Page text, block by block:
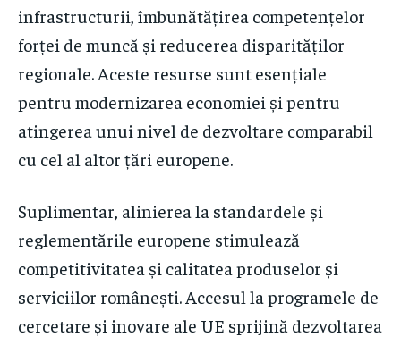
infrastructurii, îmbunătățirea competențelor
forței de muncă și reducerea disparităților
regionale. Aceste resurse sunt esențiale
pentru modernizarea economiei și pentru
atingerea unui nivel de dezvoltare comparabil
cu cel al altor țări europene.
Suplimentar, alinierea la standardele și
reglementările europene stimulează
competitivitatea și calitatea produselor și
serviciilor românești. Accesul la programele de
cercetare și inovare ale UE sprijină dezvoltarea